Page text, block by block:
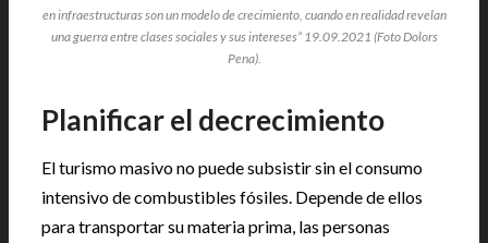
en infraestructuras son un modelo de crecimiento, cuando en realidad revelan
una guerra entre clases sociales y sus intereses” 19.09.2021 (Foto Dolors
Pena).
Planificar el decrecimiento
El turismo masivo no puede subsistir sin el consumo
intensivo de combustibles fósiles. Depende de ellos
para transportar su materia prima, las personas